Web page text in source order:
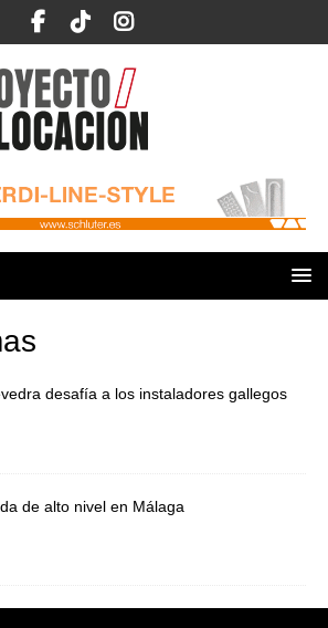
desafía a los instaladores gallegos
de alto nivel en Málaga